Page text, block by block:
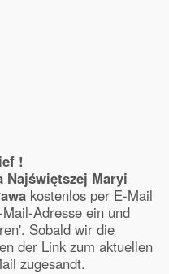
!
Najświętszej Maryi
kostenlos per E-Mail
Adresse ein und
Sobald wir die
der Link zum aktuellen
zugesandt.